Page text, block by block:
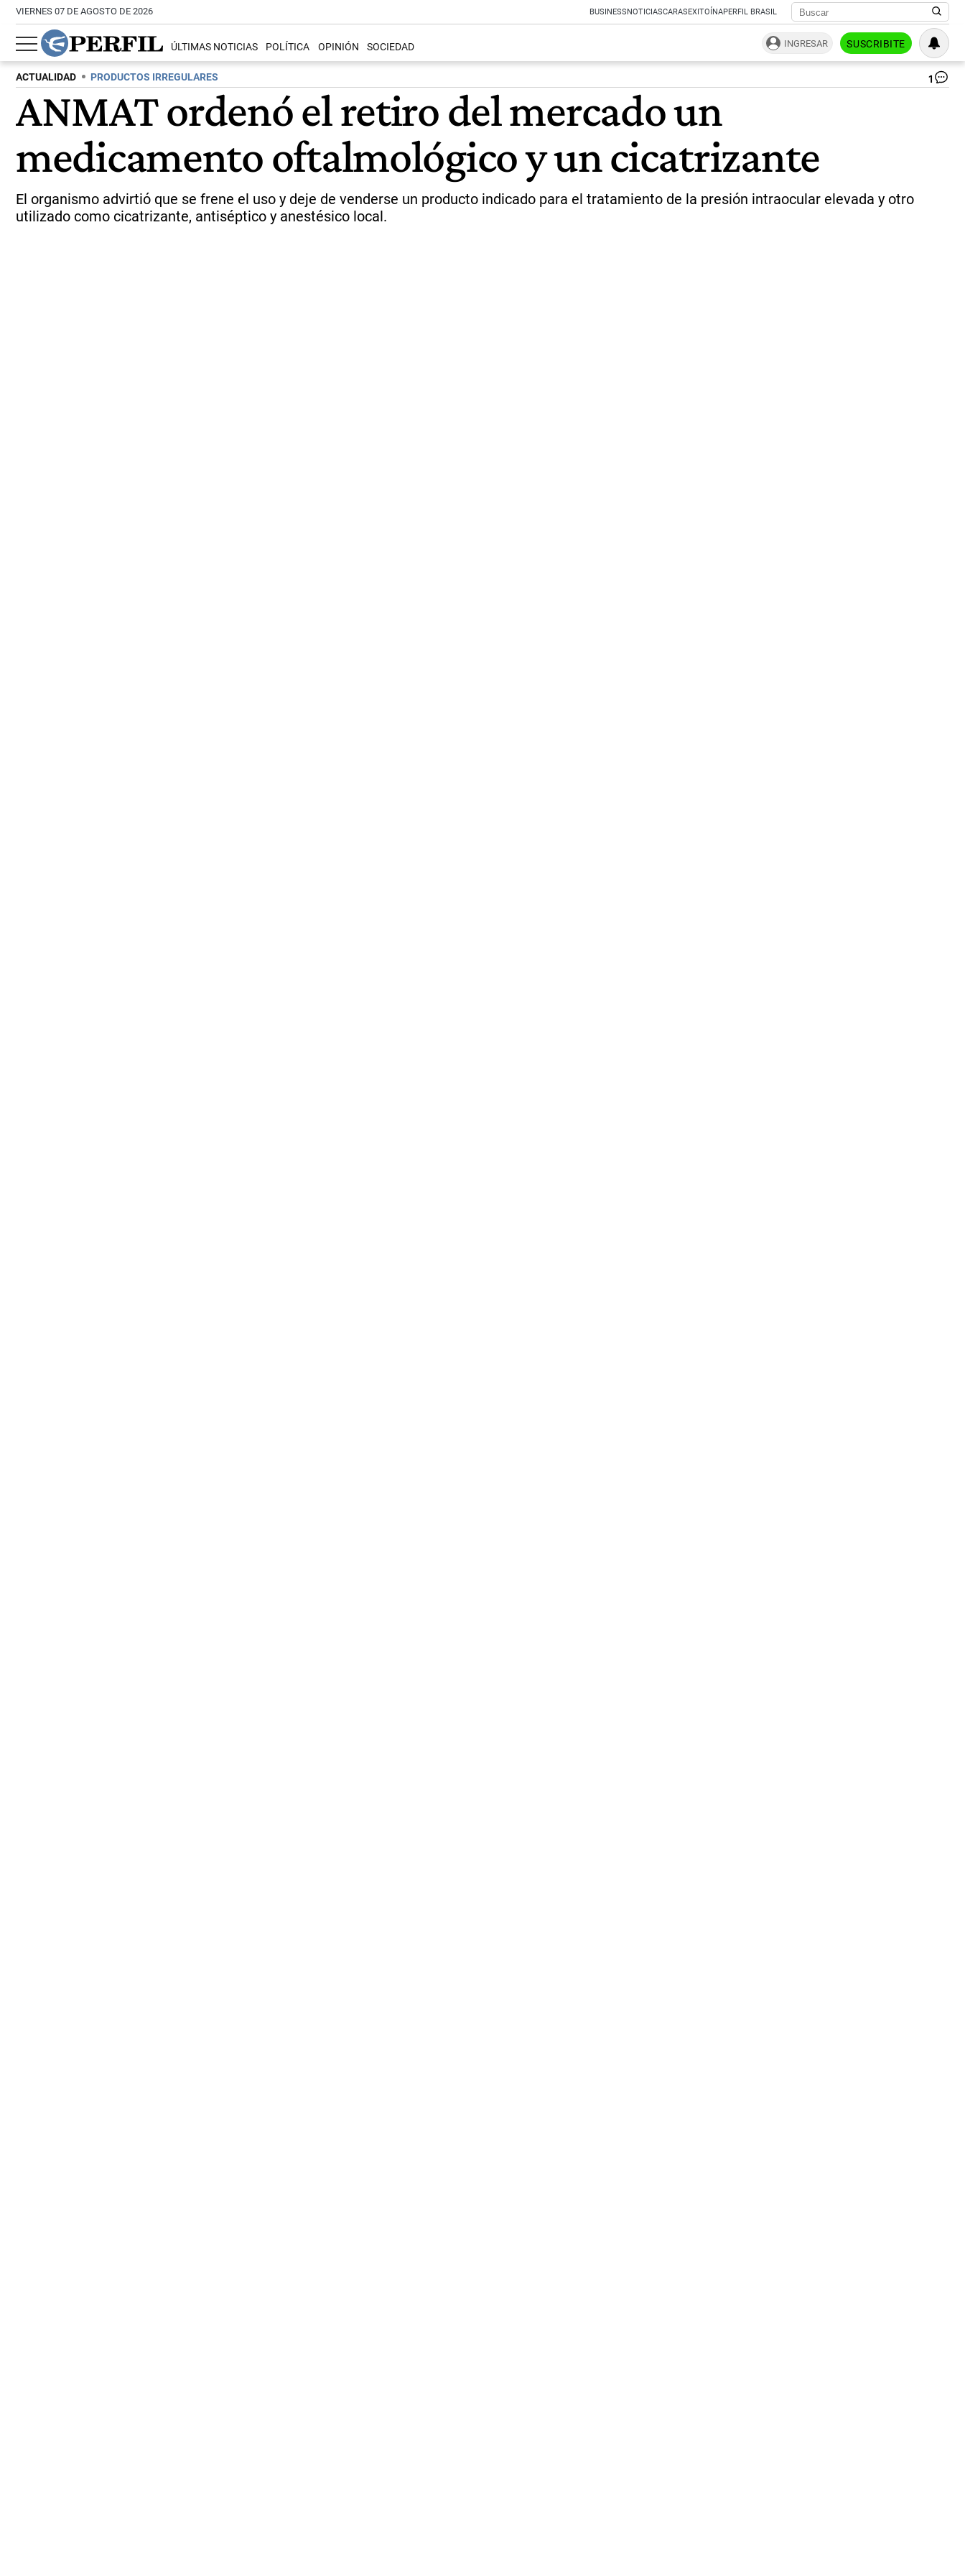
VIERNES 07 DE AGOSTO DE 2026 BUSINESSNOTICIASCARASEXITOÍNAPERFIL BRASIL
ÚLTIMAS NOTICIAS POLÍTICA OPINIÓN SOCIEDAD INGRESAR SUSCRIBITE
ACTUALIDAD PRODUCTOS IRREGULARES 1
ANMAT ordenó el retiro del mercado un
medicamento oftalmológico y un cicatrizante
El organismo advirtió que se frene el uso y deje de venderse un producto indicado para el tratamiento de la presión intraocular elevada y otro
utilizado como cicatrizante, antiséptico y anestésico local.